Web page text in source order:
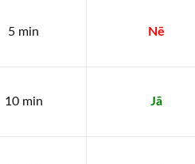
5 min Nē
10 min Jā